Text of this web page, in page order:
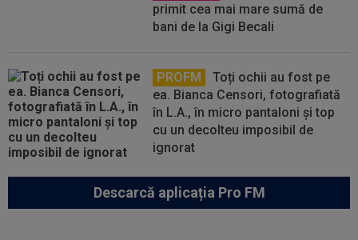
primit cea mai mare sumă de
bani de la Gigi Becali
PROFM
Toți ochii au fost pe
ea. Bianca Censori, fotografiată
în L.A., în micro pantaloni și top
cu un decolteu imposibil de
ignorat
Descarcă aplicația Pro FM